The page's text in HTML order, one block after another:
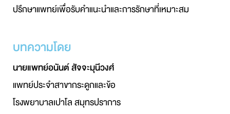
ปรึกษาแพทย์เพื่อรับคำแนะนำและการรักษาที่เหมาะสม
บทความโดย
นายแพทย์อนันต์ สัจจะมุนีวงศ์
แพทย์ประจำสาขากระดูกและข้อ
โรงพยาบาลเปาโล สมุทรปราการ